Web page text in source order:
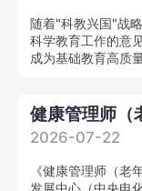
随着"科教兴国"战
科学教育工作的意
成为基础教育高质
2026-07-22
《健康管理师（老
发展中心（中央电